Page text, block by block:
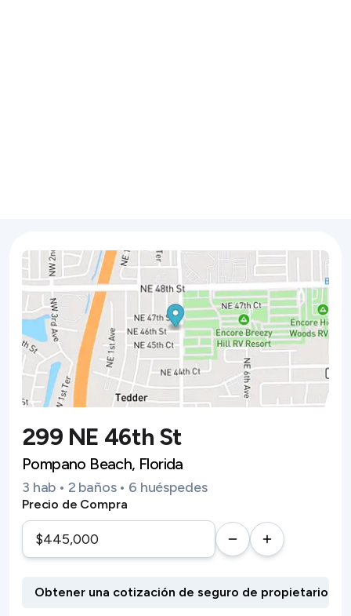
299 NE 46th St
Pompano Beach, Florida
3 hab • 2 baños • 6 huéspedes
Precio de Compra